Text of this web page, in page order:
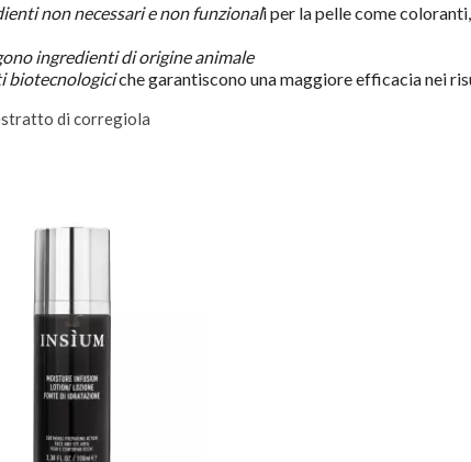
non necessari e non funzionali per la pelle come coloranti,
ingredienti di origine animale
biotecnologiciche garantiscono una maggiore efficacia nei
di corregiola